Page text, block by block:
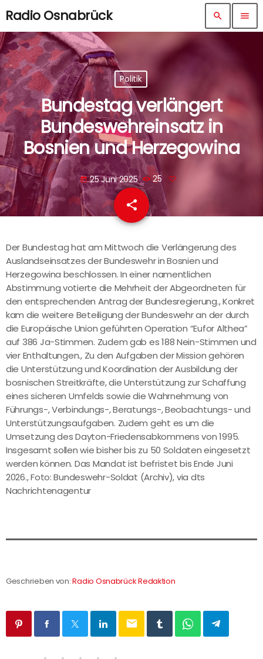
Radio Osnabrück search menu
Politik
Bundestag verlängert
Bundeswehreinsatz in
Bosnien und Herzegowina
today 25 Juni 2025 25
share
email
Der Bundestag hat am Mittwoch die Verlängerung des
Auslandseinsatzes der Bundeswehr in Bosnien und
Herzegowina beschlossen. In einer namentlichen
Abstimmung votierte die Mehrheit der Abgeordneten für
den entsprechenden Antrag der Bundesregierung., Konkret
kam die weitere Beteiligung der Bundeswehr an der durch
die Europäische Union geführten Operation “Eufor Althea”
auf 386 Ja-Stimmen. Zudem gab es 188 Nein-Stimmen und
vier Enthaltungen., Zu den Aufgaben der Mission gehören
die Unterstützung und Koordination der Ausbildung der
bosnischen Streitkräfte, die Unterstützung zur Schaffung
eines sicheren Umfelds sowie die Wahrnehmung von
Führungs-, Verbindungs-, Beratungs-, Beobachtungs- und
Unterstützungsaufgaben. Zudem geht es um die
Umsetzung des Dayton-Friedensabkommens von 1995.
Insgesamt sollen wie bisher bis zu 50 Soldaten eingesetzt
werden können. Das Mandat ist befristet bis Ende Juni
2026., Foto: Bundeswehr-Soldat (Archiv), via dts
Nachrichtenagentur
Geschrieben von:Radio Osnabrück Redaktion
email